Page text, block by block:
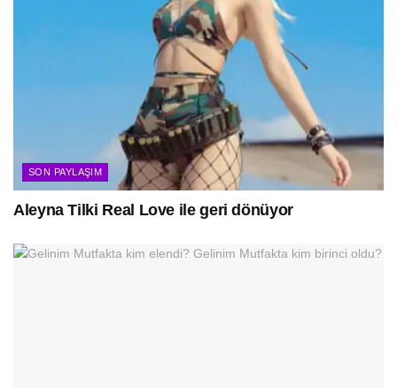
SON PAYLAŞIM
Aleyna Tilki Real Love ile geri dönüyor